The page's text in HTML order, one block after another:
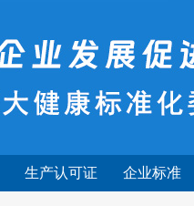
生产认可证 企业标准